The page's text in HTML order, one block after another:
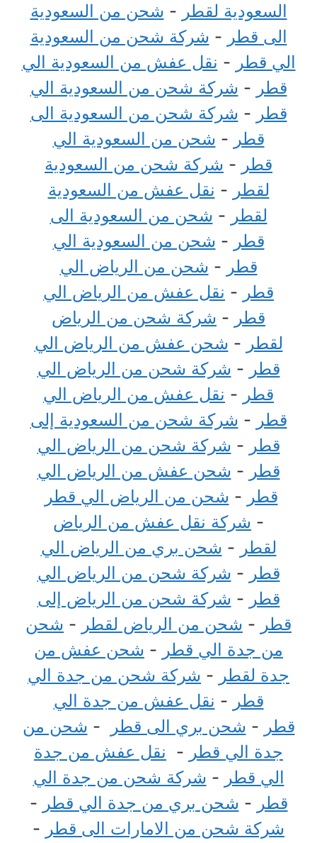
السعودية لقطر- شحن من السعودية
الى قطر- شركة شحن من السعودية
الي قطر- نقل عفش من السعودية الي
قطر- شركة شحن من السعودية الي
قطر- شركة شحن من السعودية الى
قطر- شحن من السعودية الي
قطر- شركة شحن من السعودية
لقطر- نقل عفش من السعودية
لقطر- شحن من السعودية الى
قطر- شحن من السعودية الي
قطر- شحن من الرياض الي
قطر- نقل عفش من الرياض الي
قطر- شركة شحن من الرياض
لقطر- شحن عفش من الرياض الي
قطر- شركة شحن من الرياض الي
قطر- نقل عفش من الرياض الي
قطر- شركة شحن من السعودية إلى
قطر- شركة شحن من الرياض الي
قطر- شحن عفش من الرياض الي
قطر- شحن من الرياض الي قطر
شركة نقل عفش من الرياض
لقطر- شحن بري من الرياض الي
قطر- شركة شحن من الرياض الي
قطر- شركة شحن من الرياض إلى
قطر- شحن من الرياض لقطر- شحن
من جدة الي قطر- شحن عفش من
جدة لقطر- شركة شحن من جدة الي
قطر- نقل عفش من جدة الي
قطر- شحن بري الى قطر- شحن من
جدة الي قطر-نقل عفش من جدة
الي قطر- شركة شحن من جدة الي
قطر- شحن بري من جدة الي قطر-
شركة شحن من الامارات الى قطر-